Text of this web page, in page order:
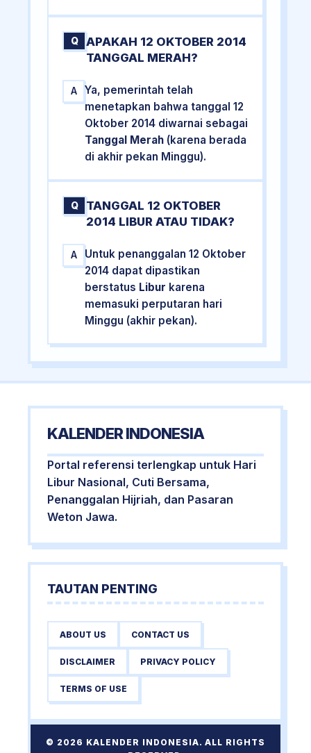
Q
APAKAH 12 OKTOBER 2014
TANGGAL MERAH?
A
Ya, pemerintah telah
menetapkan bahwa tanggal 12
Oktober 2014 diwarnai sebagai
Tanggal Merah (karena berada
di akhir pekan Minggu).
Q
TANGGAL 12 OKTOBER
2014 LIBUR ATAU TIDAK?
A
Untuk penanggalan 12 Oktober
2014 dapat dipastikan
berstatus Libur karena
memasuki perputaran hari
Minggu (akhir pekan).
KALENDER INDONESIA
Portal referensi terlengkap untuk Hari
Libur Nasional, Cuti Bersama,
Penanggalan Hijriah, dan Pasaran
Weton Jawa.
TAUTAN PENTING
ABOUT US CONTACT US
DISCLAIMER PRIVACY POLICY
TERMS OF USE
© 2026 KALENDER INDONESIA. ALL RIGHTS